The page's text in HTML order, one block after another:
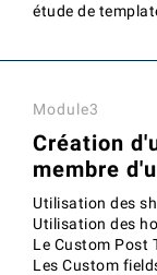
étude de
Module3
Création
membre
Utilisation des
Utilisation des
Le Custom Post
Les Custom